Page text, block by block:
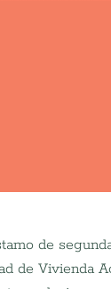
de
de Vivienda